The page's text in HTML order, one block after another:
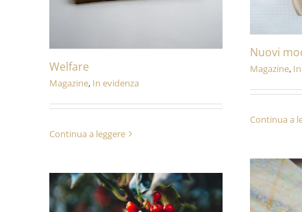
Welfare
Magazine, In evidenza
Continua a leggere
Nuovi
Magazine,
Continua a